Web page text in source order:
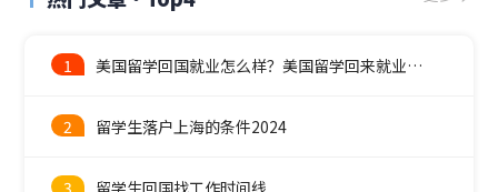
1 美国留学回国就业怎么样？美国留学回来就业前景
2 留学生落户上海的条件2024
3 留学生回国找工作时间线